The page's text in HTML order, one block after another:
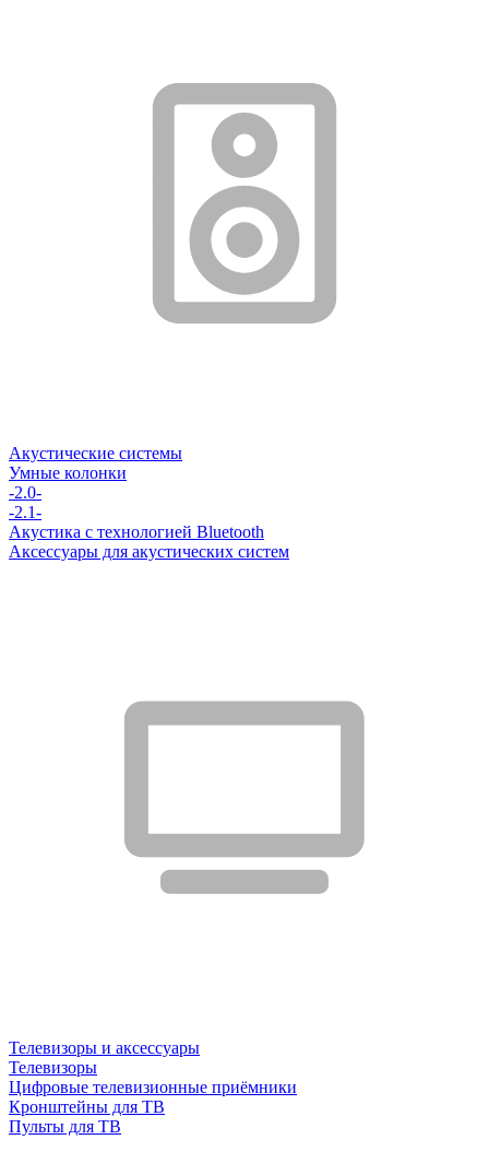
Акустические системы
Умные колонки
-2.0-
-2.1-
Акустика с технологией Bluetooth
Аксессуары для акустических систем
Телевизоры и аксессуары
Телевизоры
Цифровые телевизионные приёмники
Кронштейны для ТВ
Пульты для ТВ